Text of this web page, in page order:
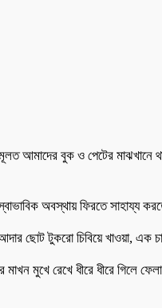
বুক ও পেটের মাঝখানে
অবস্থায় ফিরতে সাহায্য
ছোট টুকরো চিবিয়ে খাওয়া, এক
মাখন মুখে রেখে ধীরে ধীরে